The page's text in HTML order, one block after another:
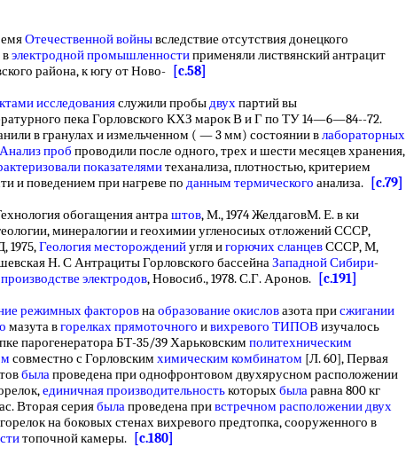
Отечественной войнывследствие отсутствия донецкого
электродной промышленностиприменяли листвянский антрацит
района, к югу от Ново-
[c.58]
исследованияслужили пробыдвухпартий вы
пека Горловского КХЗ марок В и Г по ТУ 14—6—84--72.
в гранулах и измельченном ( — 3 мм) состоянии влабораторных
Анализ проб проводили после одного, трех и шести месяцев хранения,
показателямитеханализа, плотностью, критерием
и поведением при нагреве по данным термического анализа.
[c.79]
обогащения антраштов, М., 1974 ЖелдаговМ. Е. в ки
минералогии и геохимии угленосиых отложений СССР,
1975,Геология месторожденийугля игорючих сланцевСССР, М,
Н. С Антрациты Горловского бассейнаЗападной Сибири-
производстве электродов, Новосиб., 1978. С.Г. Аронов.
[c.191]
режимных факторовнаобразование окисловазота присжигании
мазута вгорелках прямоточного ивихревого ТИПОВизучалось
парогенератора БТ-35/39 Харьковским политехническим
совместно с Горловским химическим комбинатом [Л. 60], Первая
былапроведена при однофронтовом двухярусном расположении
единичная производительностькоторыхбыларавна 800 кг
Вторая сериябылапроведена привстречном расположениидвух
на боковых стенах вихревого предтопка, сооруженного в
топочной камеры.
[c.180]